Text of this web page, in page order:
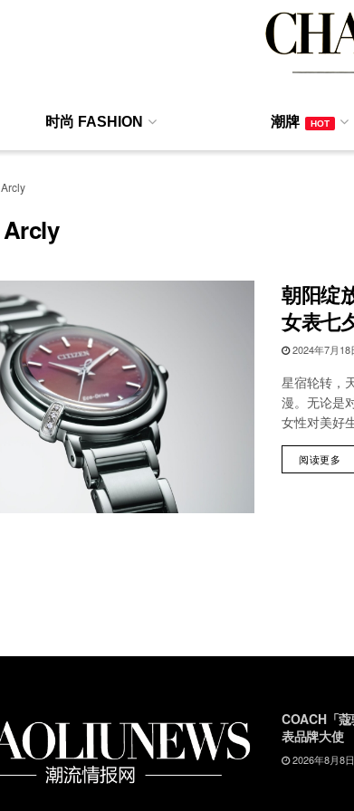
时尚 FASHION 潮牌 HOT
Arcly
Arcly
朝阳绽
女表七
2024年7月18
星宿轮转，
漫。无论是
女性对美好
阅读更多
COACH「
表品牌大使
2026年8月8日